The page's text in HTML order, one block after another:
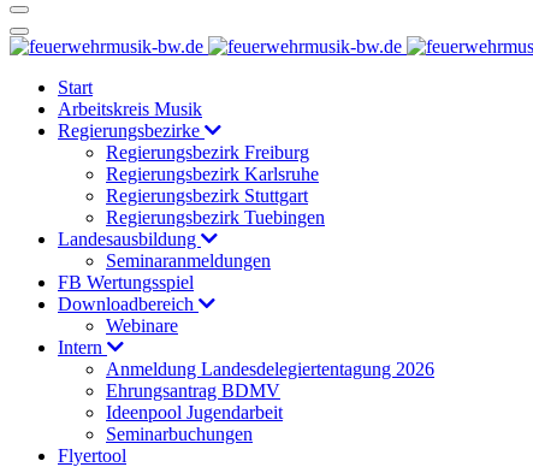
Start
Arbeitskreis Musik
Regierungsbezirke
Regierungsbezirk Freiburg
Regierungsbezirk Karlsruhe
Regierungsbezirk Stuttgart
Regierungsbezirk Tuebingen
Landesausbildung
Seminaranmeldungen
FB Wertungsspiel
Downloadbereich
Webinare
Intern
Anmeldung Landesdelegiertentagung 2026
Ehrungsantrag BDMV
Ideenpool Jugendarbeit
Seminarbuchungen
Flyertool